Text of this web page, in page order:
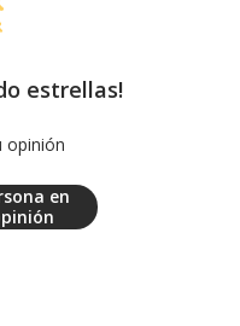
estrellas!
opinión
en